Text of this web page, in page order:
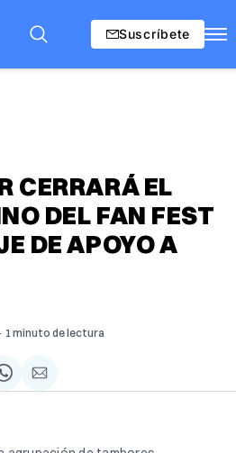
Suscríbete
CERRARÁ EL
DEL FAN FEST
DE APOYO A
1 minuto de lectura
Share
on
Compartir
via